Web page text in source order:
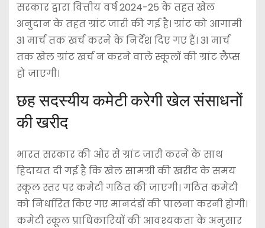
सरकार द्वारा वित्तीय वर्ष 2024-25 के तहत खेल
अनुदान के तहत ग्रांट जारी की गई है। ग्रांट को आगामी
31 मार्च तक खर्च करने के निर्देश दिए गए हैं। 31 मार्च
तक खेल ग्रांट खर्च न करने वाले स्कूलों की ग्रांट लैप्स
हो जाएगी।
छह सदस्यीय कमेटी करेगी खेल संसाधनों
की खरीद
भारत सरकार की ओर से ग्रांट जारी करने के साथ
हिदायत दी गई है कि खेल सामग्री की खरीद के समय
स्कूल स्तर पर कमेटी गठित की जाएगी। गठित कमेटी
को निर्धारित किए गए मानदंडों की पालना करनी होगी।
कमेटी स्कूल प्राधिकारियों की आवश्यकता के अनुसार